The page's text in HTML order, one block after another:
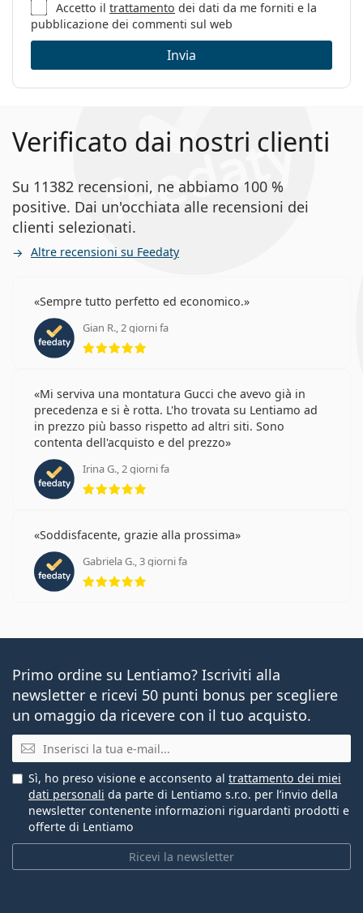
Sesso:
Donna
Categorie:
Occhiali da vista
Versace
Codice:
0VE3274V 5305 54
Accetto iltrattamento dei dati da me forniti e la
pubblicazione dei commenti sul web
Invia
Verificato dai nostri clienti
Su 11382 recensioni, ne abbiamo 100 %
positive. Dai un'occhiata alle recensioni dei
clienti selezionati.
Altre recensioni su Feedaty
Sempre tutto perfetto ed economico.
Gian R., 2 giorni fa
Mi serviva una montatura Gucci che avevo già in
precedenza e si è rotta. L'ho trovata su Lentiamo ad
in prezzo più basso rispetto ad altri siti. Sono
contenta dell'acquisto e del prezzo
Irina G., 2 giorni fa
Soddisfacente, grazie alla prossima
Gabriela G., 3 giorni fa
valutazione 5 di 5
Primo ordine su Lentiamo? Iscriviti alla
newsletter e ricevi 50 punti bonus per scegliere
un omaggio da ricevere con il tuo acquisto.
E-mail
Ricevi la newsletter
Sì, ho preso visione e acconsento al trattamento dei miei
dati personali da parte di Lentiamo s.r.o. per l’invio della
newsletter contenente informazioni riguardanti prodotti e
offerte di Lentiamo